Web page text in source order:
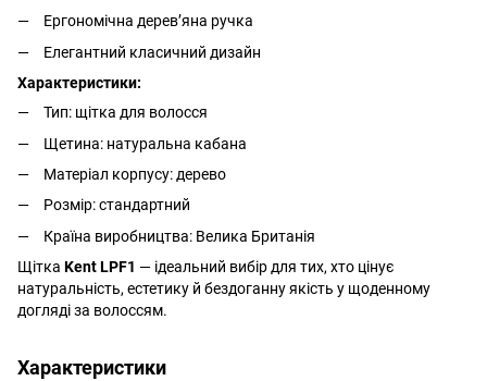
Ергономічна дерев’яна ручка
Елегантний класичний дизайн
Характеристики:
Тип: щітка для волосся
Щетина: натуральна кабана
Матеріал корпусу: дерево
Розмір: стандартний
Країна виробництва: Велика Британія
Щітка Kent LPF1 — ідеальний вибір для тих, хто цінує
натуральність, естетику й бездоганну якість у щоденному
догляді за волоссям.
Характеристики